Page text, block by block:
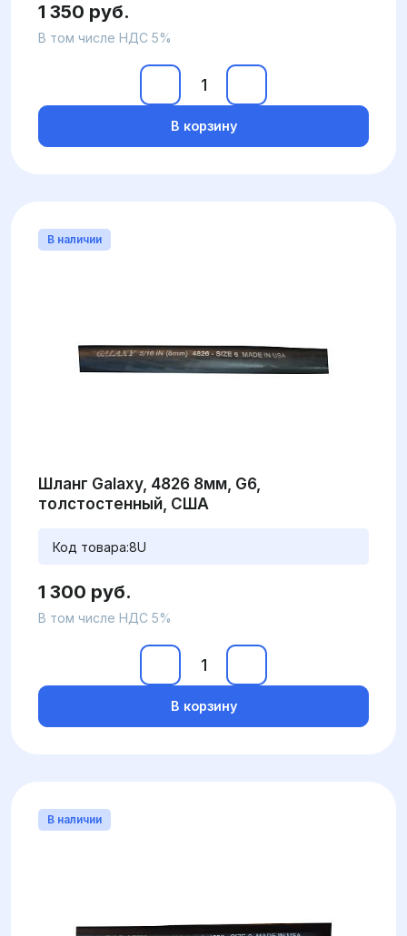
1 350 руб.
В том числе НДС 5%
В корзину
В наличии
Шланг Galaxy, 4826 8мм, G6,
толстостенный, США
Код товара:8U
1 300 руб.
В том числе НДС 5%
В корзину
В наличии